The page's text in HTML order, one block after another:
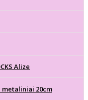
Alize
metaliniai 20cm